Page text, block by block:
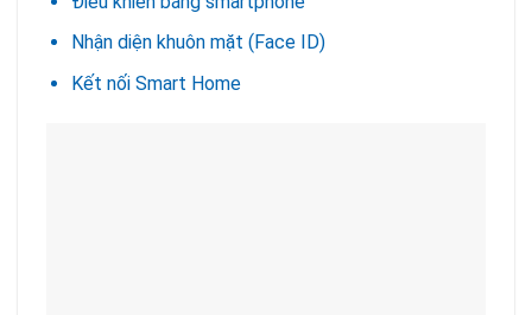
Nhận diện khuôn mặt (Face ID)
Kết nối Smart Home